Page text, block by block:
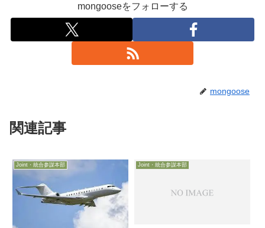
mongooseをフォローする
mongoose
関連記事
Joint・統合参謀本部 Joint・統合参謀本部